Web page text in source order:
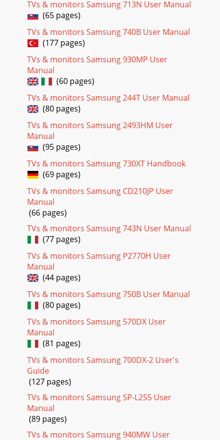
Page 34
Sæt skærmen ned med forsigtighed.z Den kan muligvis blive
ødelagt. Anbring aldrig monitoren med skærmfladen
nedad.zTFT-LCD overfladen kunne blive besk
Page 35
4. Klik på knappen for "Egenskaber" på "Monitor"-fanen og
vælg "Driver"-fanen. 5. Klik på "Opdatér driver
Page 36
knappen. Klik på "Slut"-knappen. Denne monitor-driver har
Page 37
10. Klik på "Slut" knappen og derefter på "Luk" knappen.
Hvis du kan se "Digital Signature Not Found" vinduet, så klik
Page 38
Et af de seneste problemer man har haft i forbindelse med
en computer er, at farverne på de billeder, der trykkes ud på
en printer, eller billeder der
Page 39
InstallShield vises. 5. Vælg "I agree to the terms of the license
agreement" (J
7. Klik på "Install" (Installer). 8. Vinduet "Installation Status"
(Iinstallationsstatus) vises. 9. Klik på "Finish" (U
Page 41
10. Når installationen er udført, vises ikonet til det
eksekverbare MagicTune 2.5-program på skrivebordet.
Dobbeltklik på ikonet for at starte progra
Page 42
MB og derover * Yderligere oplysninger finder du på
webstedet for MagicTune. Afin
Page 43
TVs & monitors Samsung 713N User Manual
(65 pages)
TVs & monitors Samsung 740B User Manual
(177 pages)
TVs & monitors Samsung 930MP User
Manual
(60 pages)
TVs & monitors Samsung 244T User Manual
(80 pages)
TVs & monitors Samsung 2493HM User
Manual
(95 pages)
TVs & monitors Samsung 730XT Handbook
(69 pages)
TVs & monitors Samsung CD210JP User
Manual
(66 pages)
TVs & monitors Samsung 743N User Manual
(77 pages)
TVs & monitors Samsung P2770H User
Manual
(44 pages)
TVs & monitors Samsung 750B User Manual
(80 pages)
TVs & monitors Samsung 570DX User
Manual
(81 pages)
TVs & monitors Samsung 700DX-2 User's
Guide
(127 pages)
TVs & monitors Samsung SP-L255 User
Manual
(89 pages)
TVs & monitors Samsung 940MW User